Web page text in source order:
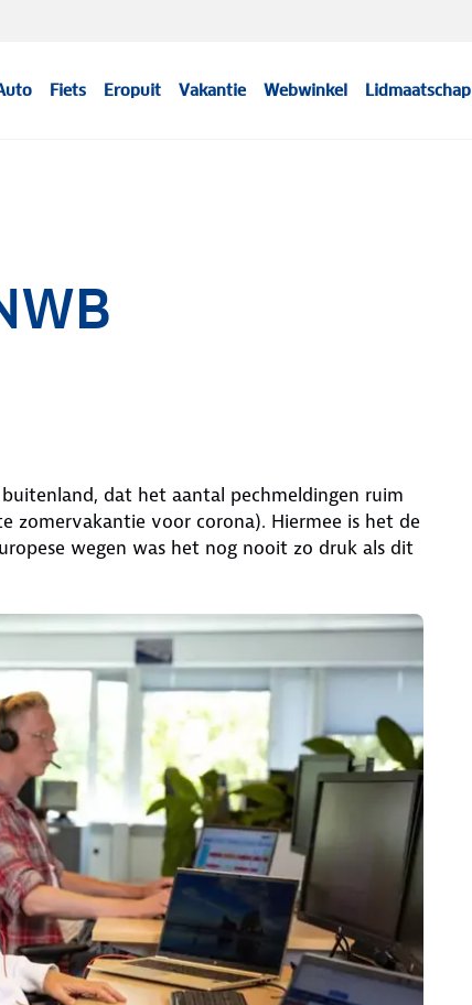
Fiets Eropuit Vakantie Webwinkel Lidmaatschap
dat het aantal pechmeldingen ruim
zomervakantie voor corona). Hiermee is het de
wegen was het nog nooit zo druk als dit